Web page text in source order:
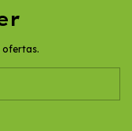
ofertas.